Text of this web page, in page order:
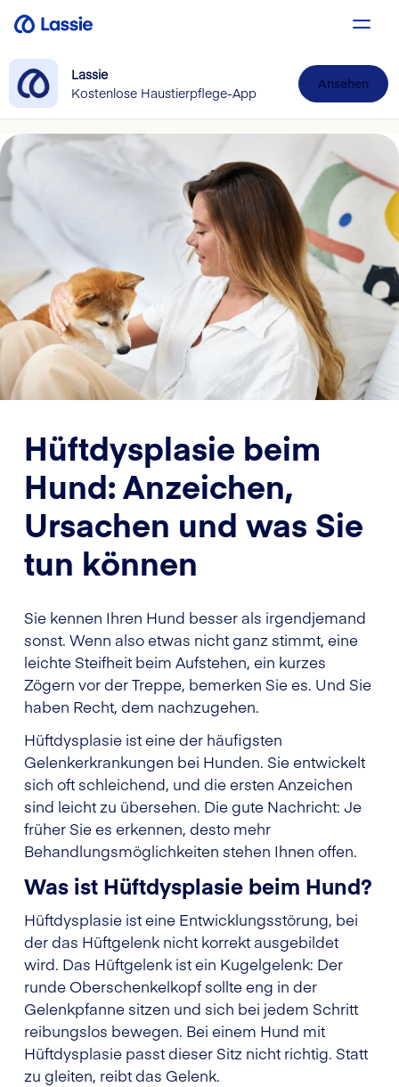
Lassie
Kostenlose Haustierpflege-App
Ansehen
Hüftdysplasie beim
Hund: Anzeichen,
Ursachen und was Sie
tun können
Sie kennen Ihren Hund besser als irgendjemand
sonst. Wenn also etwas nicht ganz stimmt, eine
leichte Steifheit beim Aufstehen, ein kurzes
Zögern vor der Treppe, bemerken Sie es. Und Sie
haben Recht, dem nachzugehen.
Hüftdysplasie ist eine der häufigsten
Gelenkerkrankungen bei Hunden. Sie entwickelt
sich oft schleichend, und die ersten Anzeichen
sind leicht zu übersehen. Die gute Nachricht: Je
früher Sie es erkennen, desto mehr
Behandlungsmöglichkeiten stehen Ihnen offen.
Was ist Hüftdysplasie beim Hund?
Hüftdysplasie ist eine Entwicklungsstörung, bei
der das Hüftgelenk nicht korrekt ausgebildet
wird. Das Hüftgelenk ist ein Kugelgelenk: Der
runde Oberschenkelkopf sollte eng in der
Gelenkpfanne sitzen und sich bei jedem Schritt
reibungslos bewegen. Bei einem Hund mit
Hüftdysplasie passt dieser Sitz nicht richtig. Statt
zu gleiten, reibt das Gelenk.